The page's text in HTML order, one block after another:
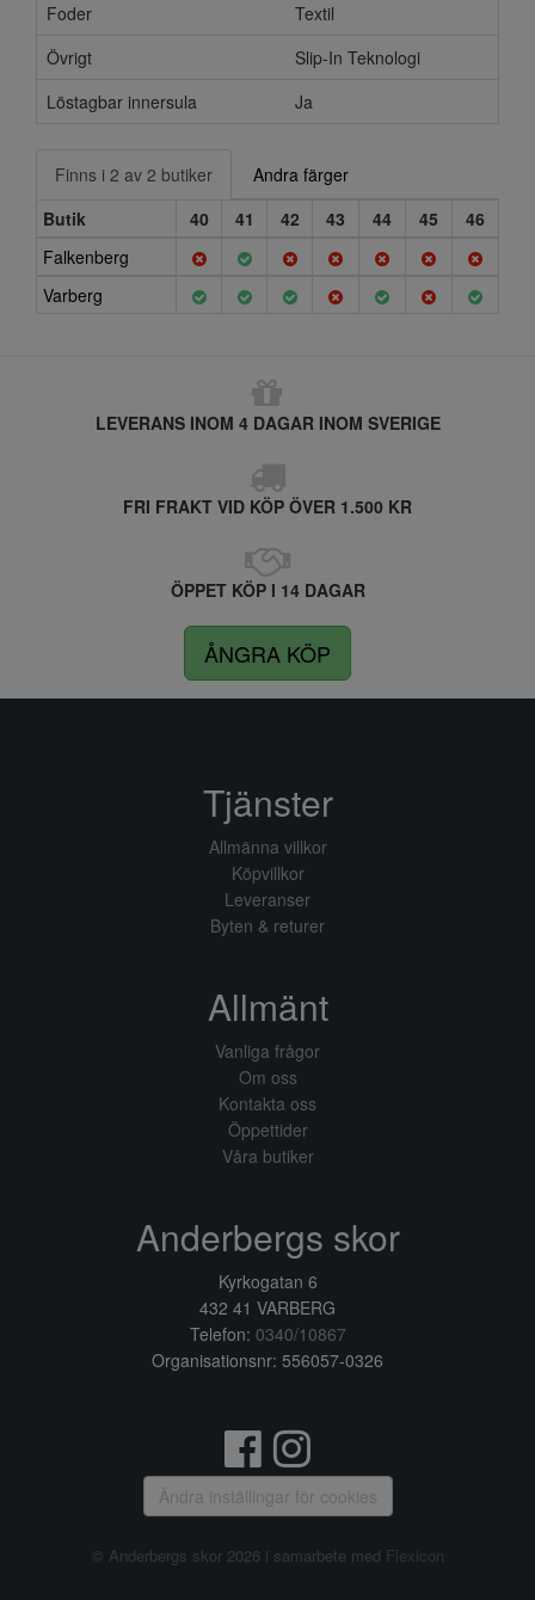
Foder
Textil
Övrigt
Slip-In Teknologi
Löstagbar innersula
Ja
Finns i 2 av 2 butiker
Andra färger
Butik
40 41 42 43 44 45
46
Falkenberg
Varberg
LEVERANS INOM 4 DAGAR INOM SVERIGE
FRI FRAKT VID KÖP ÖVER 1.500 KR
ÖPPET KÖP I 14 DAGAR
ÅNGRA KÖP
Tjänster
Allmänna villkor
Köpvillkor
Leveranser
Byten & returer
Allmänt
Vanliga frågor
Om oss
Kontakta oss
Öppettider
Våra butiker
Anderbergs skor
Kyrkogatan 6
432 41 VARBERG
Telefon: 0340/10867
Organisationsnr: 556057-0326
Ändra inställingar för cookies
© Anderbergs skor 2026 i samarbete med Flexicon